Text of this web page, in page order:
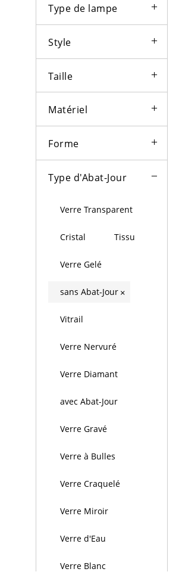
Type de lampe
Style
Taille
Matériel
Forme
Type d'Abat-Jour
Verre Transparent
Cristal Tissu
Verre Gelé
sans Abat-Jour ×
Vitrail
Verre Nervuré
Verre Diamant
avec Abat-Jour
Verre Gravé
Verre à Bulles
Verre Craquelé
Verre Miroir
Verre d'Eau
Verre Blanc